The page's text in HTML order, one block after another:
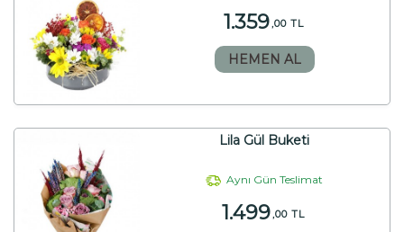
1.359,00 TL
HEMEN AL
Lila Gül Buketi
Aynı Gün Teslimat
1.499,00 TL